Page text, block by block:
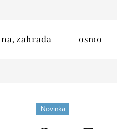
zahrada osmo
Novinka